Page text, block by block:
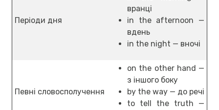
Періоди дня
вранці
in the afternoon —
вдень
in the night — вночі
Певні словосполучення
on the other hand —
з іншого боку
by the way — до речі
to tell the truth —